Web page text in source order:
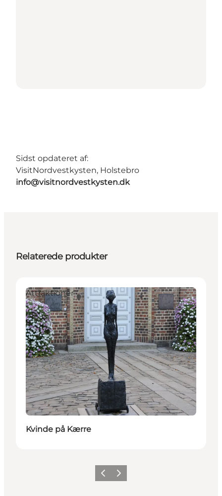
Sidst opdateret af:
VisitNordvestkysten, Holstebro
info@visitnordvestkysten.dk
Relaterede produkter
Attraktioner
Kvinde på Kærre
ForrigeNæste